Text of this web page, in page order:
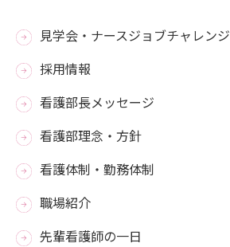
見学会・ナースジョブチャレンジ
採用情報
看護部長メッセージ
看護部理念・方針
看護体制・勤務体制
職場紹介
先輩看護師の一日